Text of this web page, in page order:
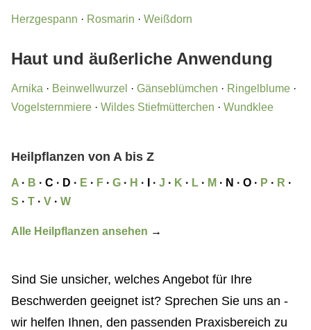
Herzgespann · Rosmarin · Weißdorn
Haut und äußerliche Anwendung
Arnika · Beinwellwurzel · Gänseblümchen · Ringelblume ·
Vogelsternmiere · Wildes Stiefmütterchen · Wundklee
Heilpflanzen von A bis Z
A · B · C · D · E · F · G · H · I · J · K · L · M · N · O · P · R ·
S · T · V · W
Alle Heilpflanzen ansehen →
Sind Sie unsicher, welches Angebot für Ihre
Beschwerden geeignet ist? Sprechen Sie uns an -
wir helfen Ihnen, den passenden Praxisbereich zu